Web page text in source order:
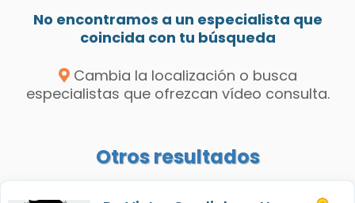
No encontramos a un especialista que
coincida con tu búsqueda
Cambia la localización o busca
especialistas que ofrezcan vídeo consulta.
Otros resultados